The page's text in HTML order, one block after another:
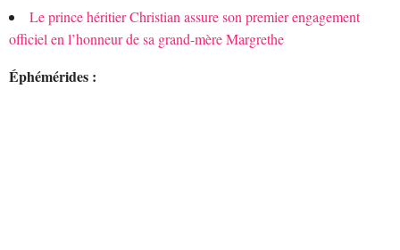
Le prince héritier Christian assure son premier engagement
officiel en l’honneur de sa grand-mère Margrethe
Éphémérides :